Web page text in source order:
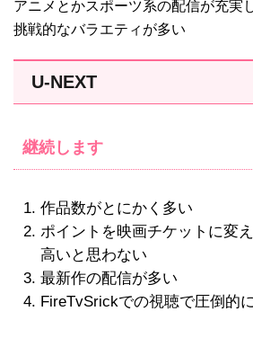
アニメとかスポーツ系の配信が充実
挑戦的なバラエティが多い
U-NEXT
継続します
作品数がとにかく多い
ポイントを映画チケットに変
高いと思わない
最新作の配信が多い
FireTvSrickでの視聴で圧倒的